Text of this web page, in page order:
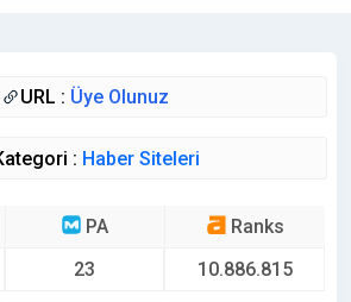
URL : Üye Olunuz
: Haber Siteleri
PA
23
Ranks
10.886.815